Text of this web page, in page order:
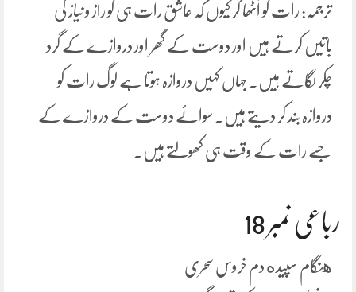
ترجمہ: رات کو اُٹھا کر کیوں کہ عاشق رات ہی کو راز و نیاز کی
باتیں کرتے ہیں اور دوست کے گھر اور دروازے کے گرد
چکر لگاتے ہیں۔ جہاں کہیں دروازہ ہوتا ہے لوگ رات کو
دروازہ بند کر دیتے ہیں۔ سوائے دوست کے دروازے کے
جسے رات کے وقت ہی کھولتے ہیں۔
رباعی نمبر 18
هنگام سپیده دم خروس سحری